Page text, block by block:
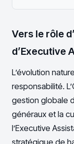
Vers le rôle
d’Executive
L’évolution
responsabilité.
gestion globale
généraux et la
l’Executive
stratégique de